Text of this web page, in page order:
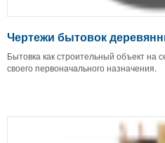
Чертежи бытовок
Бытовка как строительный объект на
своего первоначального назначения.